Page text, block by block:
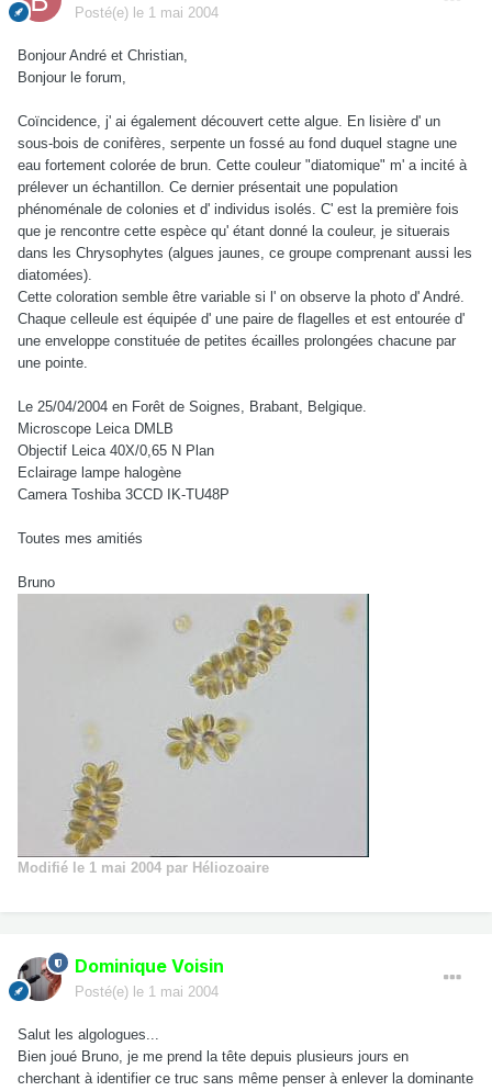
Posté(e) le 1 mai 2004
Bonjour André et Christian,
Bonjour le forum,
Coïncidence, j' ai également découvert cette algue. En lisière d' un
sous-bois de conifères, serpente un fossé au fond duquel stagne une
eau fortement colorée de brun. Cette couleur "diatomique" m' a incité à
prélever un échantillon. Ce dernier présentait une population
phénoménale de colonies et d' individus isolés. C' est la première fois
que je rencontre cette espèce qu' étant donné la couleur, je situerais
dans les Chrysophytes (algues jaunes, ce groupe comprenant aussi les
diatomées).
Cette coloration semble être variable si l' on observe la photo d' André.
Chaque celleule est équipée d' une paire de flagelles et est entourée d'
une enveloppe constituée de petites écailles prolongées chacune par
une pointe.
Le 25/04/2004 en Forêt de Soignes, Brabant, Belgique.
Microscope Leica DMLB
Objectif Leica 40X/0,65 N Plan
Eclairage lampe halogène
Camera Toshiba 3CCD IK-TU48P
Toutes mes amitiés
Bruno
Modifié le 1 mai 2004 par Héliozoaire
Dominique Voisin
Posté(e) le 1 mai 2004
Salut les algologues...
Bien joué Bruno, je me prend la tête depuis plusieurs jours en
cherchant à identifier ce truc sans même penser à enlever la dominante